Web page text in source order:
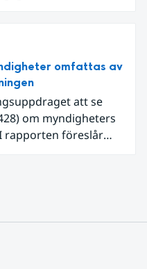
omfattas av
att se
om myndigheters
rapporten föreslår